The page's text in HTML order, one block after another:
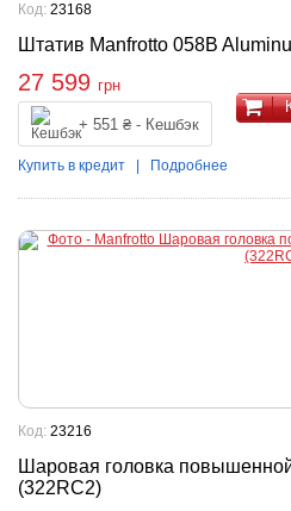
Штатив Manfrotto 058B
Код: 23168
27 599 грн
+ 551 ₴ - Кешбэк
Купить в кредит Подробнее
Шаровая головка
(322RC2)
Код: 23216